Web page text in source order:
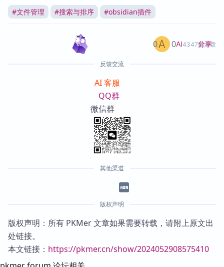
#文件管理 #搜索与排序 #obsidian插件
AI4347篇文章
0 0 分享
反馈交流
AI 客服
QQ群
微信群
其他渠道
版权声明
版权声明：所有 PKMer 文章如果需要转载，请附上原文出
处链接。
本文链接： https://pkmer.cn/show/2024052908575410